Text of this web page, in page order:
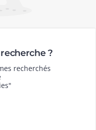
?
recherchés